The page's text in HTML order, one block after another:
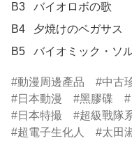
B3	バイオロボの歌
B4	夕焼けのペガサス
B5	バイオミック・ソ
動漫周邊產品 中古
日本動漫
黑膠碟
日本特撮
超級戰隊
超電子生化人
太田